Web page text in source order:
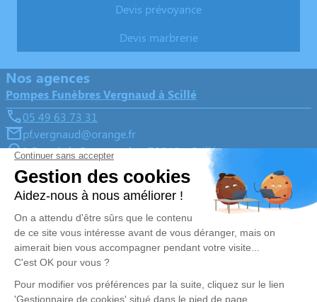
Devis prévoyance
Devis marbrerie
Nos agences
Pompes Funèbres Vergnaud à Scillé
05 49 63 73 31
pf.vergnaud@orange.fr
1 Rue de la Promenade – 79240 – Scillé
4.9/5 – 27 avis
Pompes Funèbres Vergnaud à Coulonges sur l'Autize
05 49 06 00 65
pf.vergnaud@orange.fr
11, Rue de la Maladrerie – 79160 – Coulonges-sur-l'Autize
4.9/5 – 68 avis
Nos Services Liens utiles